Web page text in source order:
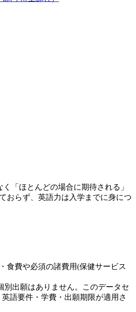
「ほとんどの場合に期待される」
おらず、英語力は入学までに身につ
食費や必須の諸費用(保健サービス
出願はありません。このデータセ
語要件・学費・出願期限が適用さ